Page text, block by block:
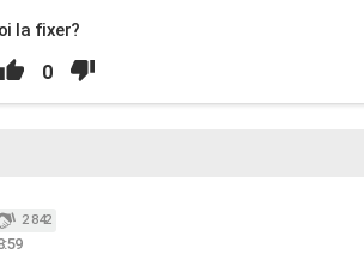
la fixer?
0
2 842